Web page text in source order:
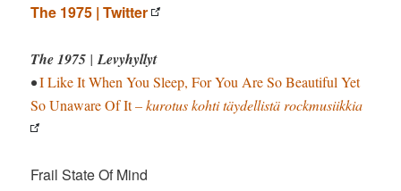
The 1975 | Twitter
The 1975 |Levyhyllyt
•I Like It When You Sleep, For You Are So Beautiful Yet
So Unaware Of It– kurotus kohti täydellistä rockmusiikkia
Frail State Of Mind